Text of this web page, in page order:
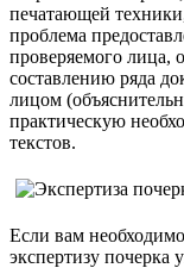
печатающей
проблема
проверяемого лица,
составлению ряда
лицом
практическую
текстов.
Если вам необходимо
экспертизу почерка